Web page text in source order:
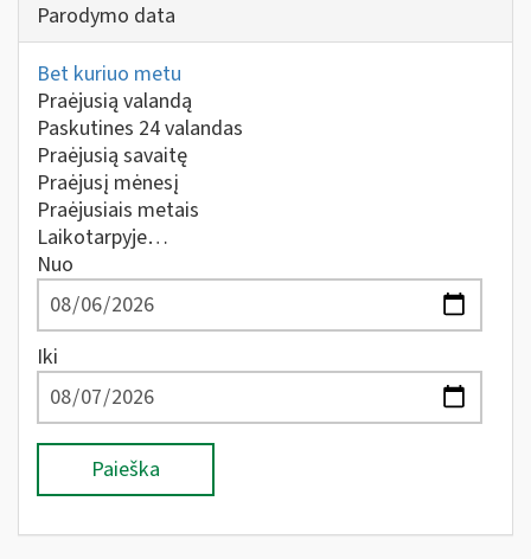
Parodymo data
Bet kuriuo metu
Praėjusią valandą
Paskutines 24 valandas
Praėjusią savaitę
Praėjusį mėnesį
Praėjusiais metais
Laikotarpyje…
Nuo
Iki
Paieška